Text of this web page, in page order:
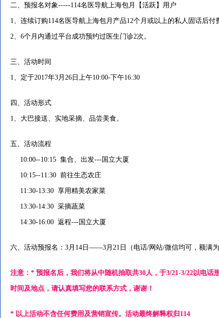
二、预报名对象-----114名医导航上海包月【活跃】用户
1、连续订购114名医导航上海包月产品12个月或以上的私人固话后付
2、6个月内通过平台成功预约过医生门诊2次。
三、活动时间
1、定于2017年3月26日上午10:00-下午16:30
四、活动形式
1、大巴接送、实地采摘、品尝美食。
五、活动流程
10:00--10:15 集合、出发---国立大厦
10:15--11:30 前往生态农庄
11:30-13:30 享用精美农家菜
13:30-14:30 采摘蔬菜
14:30-16:00 返程---国立大厦
六、活动预报名：3月14日――3月21日（电话/网站/微信均可，额满
注意：* 预报名后，我们将从中随机抽取共30人，于3/21-3/22以电话
时间及地点，请认真填写您的联系方式，谢谢！
* 以上活动不含任何费用及营销宣传。活动最终解释权归 114